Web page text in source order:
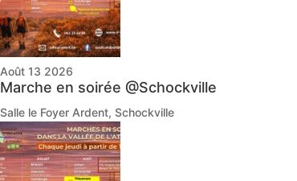
Août 13 2026
Marche en soirée @Schockville
Salle le Foyer Ardent, Schockville